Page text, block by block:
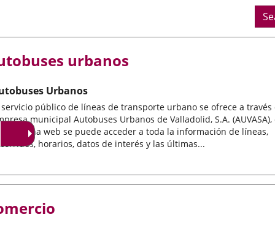
urbanos
Urbanos
servicio público de líneas de transporte urbano se ofrece a través
municipal Autobuses Urbanos de Valladolid, S.A. (AUVASA),
página web se puede acceder a toda la información de líneas,
horarios, datos de interés y las últimas...